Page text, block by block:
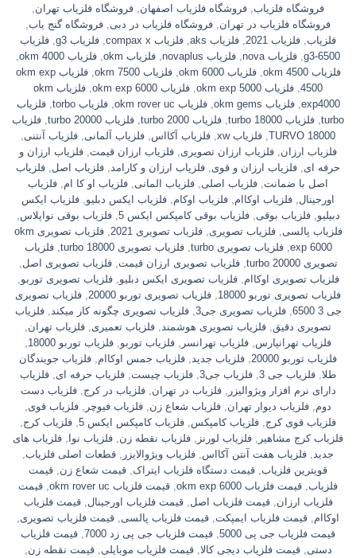
فروشگاه فلزیاب فروشگاه فلزیاب اصفهان فروشگاه فلزیاب تهران
فروشگاه فلزیاب در تهران فروشگاه فلزیاب در دبی فروشگاه گنج یاب
فلزیاب فلزیاب 2021 فلزیاب aks فلزیاب compax x فلزیاب g3
فلزیاب
g3-6500 فلزیاب nova فلزیاب novaplus فلزیاب okm فلزیاب okm 4000
فلزیاب okm 4500
,فلزیاب okm 6000 ,فلزیاب okm 7500 ,
فلزیاب okm exp
4500 فلزیاب okm exp 5000 فلزیاب okm exp 6000
فلزیاب okm
exp4000
,فلزیاب okm gems ,فلزیاب okm rover uc ,فلزیاب torbo ,فلزیاب
turbo فلزیاب turbo 18000 فلزیاب turbo 2000 فلزیاب turbo 20000
فلزیاب
TURVO 18000 فلزیاب xw فلزیاب آکااس فلزیاب آلمانی فلزیاب آنتنی
فلزیاب ارزان فلزیاب ارزان تصویری فلزیاب ارزان قیمت فلزیاب ارزان و
حرفه ای فلزیاب ارزان و قوی فلزیاب ارزان و کارامد فلزیاب اصل فلزیاب
اصل با ضمانت فلزیاب اصلی فلزیاب المانی فلزیاب او کا ام فلزیاب
اورجینال فلزیاب اوکاام فلزیاب اوکام فلزیاب ایکس دبلیو فلزیاب ایکس
دبیلیو ,فلزیاب بوقی ,فلزیاب بوقی کامپکس ایکس 5 ,فلزیاب بوقی نواپلاس
فلزیاب پالسی ,فلزیاب تصویری ,فلزیاب تصویری 2021 ,
فلزیاب تصویری okm
exp 6000
,فلزیاب تصویری turbo ,فلزیاب تصویری turbo 18000 ,فلزیاب
تصویری turbo 20000
,فلزیاب تصویری ارزان قیمت ,فلزیاب تصویری اصل
فلزیاب تصویری اوکاام ,فلزیاب تصویری ایکس دبلیو ,فلزیاب تصویری توربو
فلزیاب تصویری توربو 18000
فلزیاب تصویری توربو 20000
فلزیاب تصویری
جی 3 6500
,فلزیاب تصویری جی3 ,فلزیاب تصویری چگونه کار میکند ,فلزیاب
تصویری دقیق فلزیاب تصویری هوشمند فلزیاب تعمیری فلزیاب تهران
فلزیاب تهرانپارس فلزیاب تهرانسر فلزیاب توربو فلزیاب توربو 18000
فلزیاب توربو 20000
فلزیاب جدید فلزیاب جمس اوکاام فلزیاب جویندگان
طلا فلزیاب جی 3 فلزیاب جی3 فلزیاب چیست فلزیاب حرفه ای فلزیاب
دارای نرم افزار ویژوالیزر
,فلزیاب در تهران ,فلزیاب در کرج ,فلزیاب دست
دوم فلزیاب دیوار تهران فلزیاب شعاع زن فلزیاب فیوچر فلزیاب قوی
فلزیاب قوی کرج فلزیاب کامپکس فلزیاب کامپکس ایکس 5 فلزیاب کرج
فلزیاب کرج مشاهیر
فلزیاب لورنز فلزیاب نقطه زن فلزیاب نوا
فلزیاب های
جدید
فلزیاب هفت آنتن آکااس فلزیاب ویژوالایزر قطعات اصلی فلزیاب
قویترین فلزیاب قیمت دستگاه فلزیاب ایتراک قیمت شعاع زن قیمت
فلزیاب قیمت فلزیاب okm exp 6000 قیمت فلزیاب okm rover uc
قیمت
فلزیاب ارزان ,قیمت فلزیاب اصل ,قیمت فلزیاب اورجینال ,قیمت فلزیاب
اوکاام قیمت فلزیاب ایمپکت قیمت فلزیاب پالسی قیمت فلزیاب تصویری
قیمت فلزیاب جی پی 5000
قیمت فلزیاب جی پی زد 7000
قیمت فلزیاب
دستی ,قیمت فلزیاب دیجی کالا ,قیمت فلزیاب موبایلی ,قیمت نقطه زن